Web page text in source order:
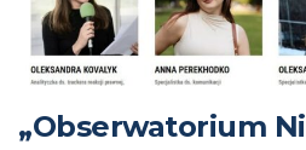
„Obserwatorium